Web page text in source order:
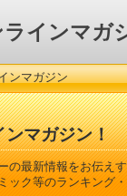
ラインマガ
ンマガジン
マガジン！
の最新情報をお伝え
ック等のランキング